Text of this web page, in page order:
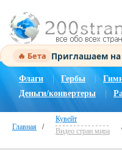
🔥 Бета Приглашаем на
Флаги Гербы
Деньги/конвертеры
Главная /
Кувейт
Видео стран мира